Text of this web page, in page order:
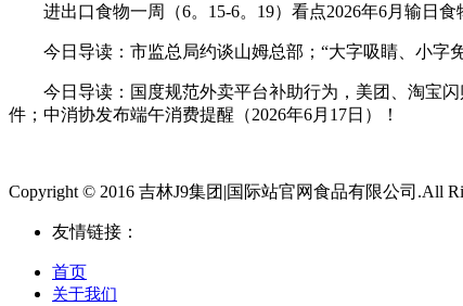
进出口食物一周（6。15-6。19）看点2026年6月输日食
今日导读：市监总局约谈山姆总部；“大字吸睛、小字免
今日导读：国度规范外卖平台补助行为，美团、淘宝闪
件；中消协发布端午消费提醒（2026年6月17日）！
Copyright © 2016 吉林J9集团|国际站官网食品有限公司.All
友情链接：
首页
关于我们